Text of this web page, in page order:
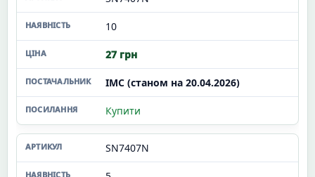
10
27 грн
ІМС (станом на 20.04.2026)
Купити
SN7407N